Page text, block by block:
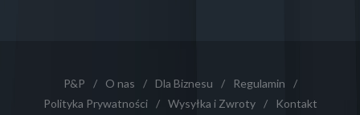
P&P / O nas / Dla Biznesu / Regulamin
/
Polityka Prywatności
/ Wysyłka i Zwroty / Kontakt